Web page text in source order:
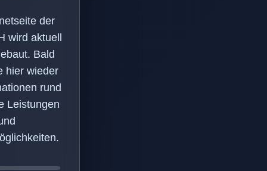
der
wird aktuell
Bald
hier wieder
rund
Leistungen